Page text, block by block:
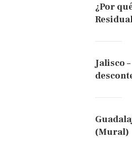
¿Por
Jalisco
(Mural)